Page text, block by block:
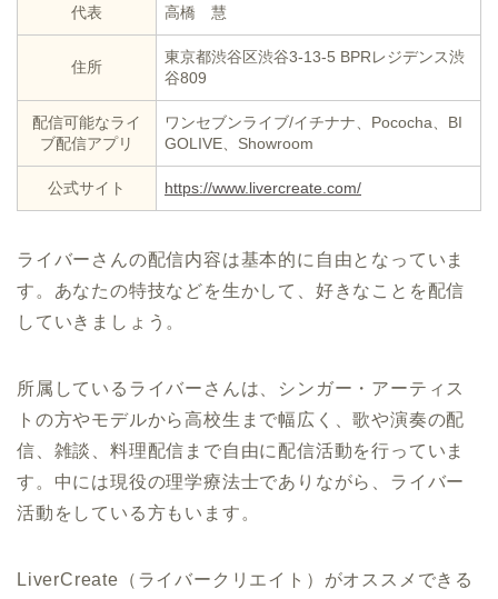
代表 高橋 慧
住所
東京都渋谷区渋谷3-13-5 BPRレジデンス渋
谷809
配信可能なライ
ブ配信アプリ
ワンセブンライブ/イチナナ、Pococha、BI
GOLIVE、Showroom
公式サイト https://www.livercreate.com/
ライバーさんの配信内容は基本的に自由となっていま
す。あなたの特技などを生かして、好きなことを配信
していきましょう。
所属しているライバーさんは、シンガー・アーティス
トの方やモデルから高校生まで幅広く、歌や演奏の配
信、雑談、料理配信まで自由に配信活動を行っていま
す。中には現役の理学療法士でありながら、ライバー
活動をしている方もいます。
LiverCreate（ライバークリエイト）がオススメできる